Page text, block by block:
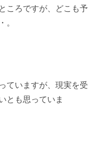
ころですが、どこも予
。
ていますが、現実を受
とも思っていま